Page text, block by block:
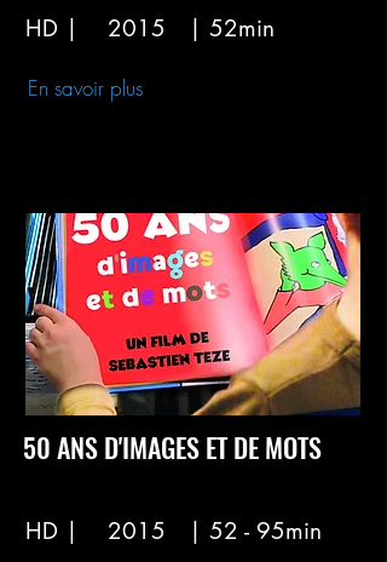
HD | 2015 | 52min
En savoir plus
50 ANS D'IMAGES ET DE MOTS
HD | 2015 | 52 - 95min